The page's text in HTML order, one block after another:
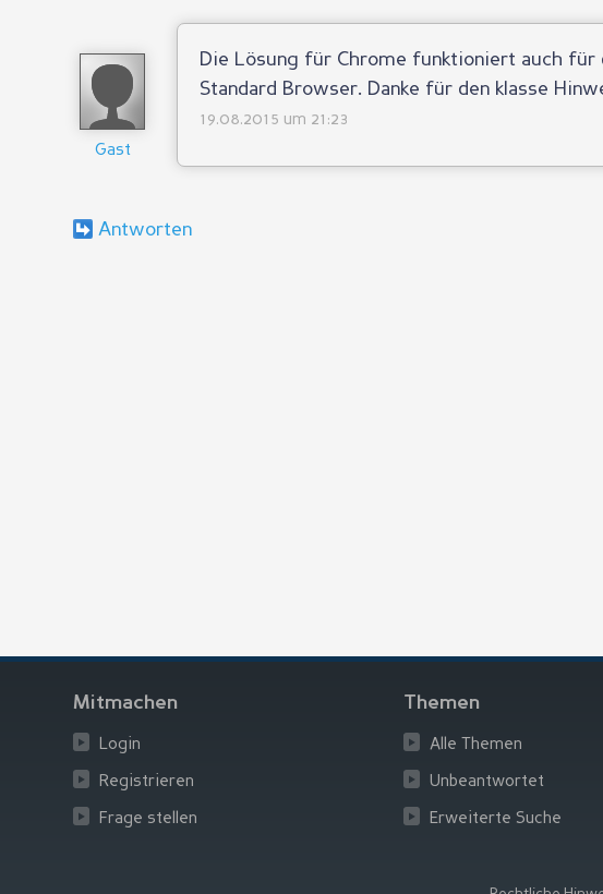
Gast
Die Lösung für Chrome funktioniert auch für
Standard Browser. Danke für den klasse
19.08.2015 um 21:23
Antworten
Mitmachen
Login
Registrieren
Frage stellen
Themen
Alle Themen
Unbeantwortet
Erweiterte Suche